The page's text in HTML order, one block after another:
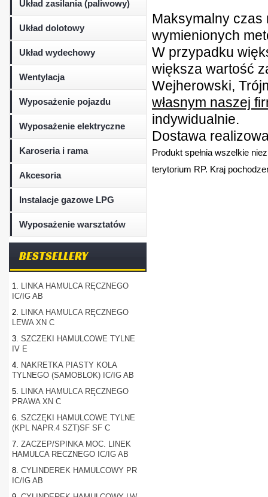
Układ zasilania (paliwowy)
Układ dolotowy
Układ wydechowy
Wentylacja
Wyposażenie pojazdu
Wyposażenie elektryczne
Karoseria i rama
Akcesoria
Instalacje gazowe LPG
Wyposażenie warsztatów
BESTSELLERY
1. LINKA HAMULCA RĘCZNEGO
IC/IG AB
2. LINKA HAMULCA RĘCZNEGO
LEWA XN C
3. SZCZEKI HAMULCOWE TYLNE
IV E
4. NAKRETKA PIASTY KOLA
TYLNEGO (SAMOBLOK) IC/IG AB
5. LINKA HAMULCA RĘCZNEGO
PRAWA XN C
6. SZCZĘKI HAMULCOWE TYLNE
(KPL NAPR.4 SZT)SF SF C
7. ZACZEP/SPINKA MOC. LINEK
HAMULCA RECZNEGO IC/IG AB
8. CYLINDEREK HAMULCOWY PR
IC/IG AB
Maksymalny czas
wymienionych
W przypadku
większa wartość
Wejherowski,
własnym naszej
indywidualnie.
Dostawa
Produkt spełnia wszelkie
terytorium RP. Kraj